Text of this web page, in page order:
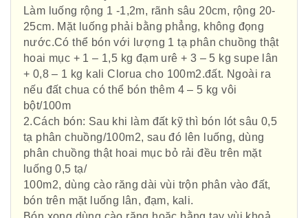
Làm luống rộng 1 -1,2m, rãnh sâu 20cm, rộng 20-
25cm. Mặt luống phải bằng phẳng, không đọng
nước.Có thể bón với lượng 1 tạ phân chuồng thật
hoai mục + 1 – 1,5 kg đạm urê + 3 – 5 kg supe lân
+ 0,8 – 1 kg kali Clorua cho 100m2.đất. Ngoài ra
nếu đất chua có thể bón thêm 4 – 5 kg vôi
bột/100m
2.Cách bón: Sau khi làm đất kỹ thì bón lót sâu 0,5
tạ phân chuồng/100m2, sau đó lên luống, dùng
phân chuồng thật hoai mục bỏ rải đều trên mặt
luống 0,5 tạ/
100m2, dùng cào răng dài vùi trộn phân vào đất,
bón trên mặt luống lân, đạm, kali.